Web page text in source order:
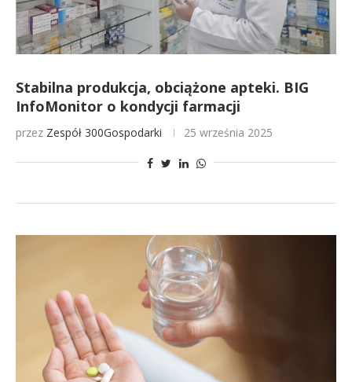
Stabilna produkcja, obciążone apteki. BIG
InfoMonitor o kondycji farmacji
przez Zespół 300Gospodarki 25 września 2025